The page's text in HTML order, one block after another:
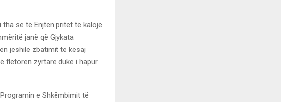
tha se të Enjten pritet të kalojë
janë që Gjykata
jeshile zbatimit të kësaj
fletoren zyrtare duke i hapur
e Shkëmbimit të